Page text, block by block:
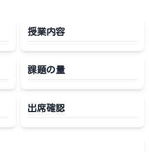
授業内容
課題の量
出席確認